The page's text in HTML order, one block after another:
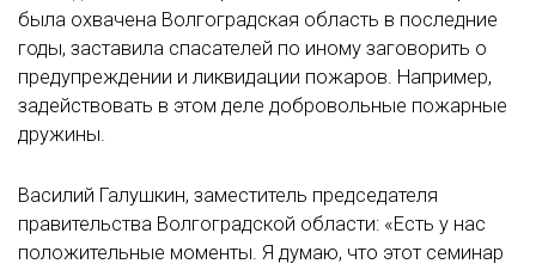
была охвачена Волгоградская область в последние
годы, заставила спасателей по иному заговорить о
предупреждении и ликвидации пожаров. Например,
задействовать в этом деле добровольные пожарные
дружины.
Василий Галушкин, заместитель председателя
правительства Волгоградской области: «Есть у нас
положительные моменты. Я думаю, что этот семинар